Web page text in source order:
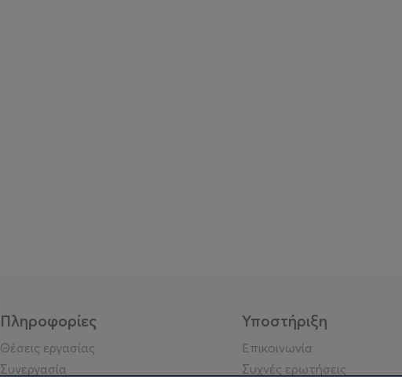
Πληροφορίες
Θέσεις εργασίας
Συνεργασία
Υποστήριξη
Επικοινωνία
Συχνές ερωτήσεις